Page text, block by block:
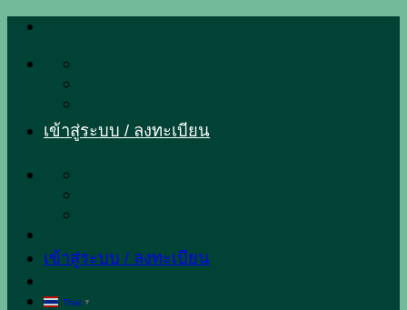
ข้าม
เข้าสู่ระบบ / ลงทะเบียน
เข้าสู่ระบบ / ลงทะเบียน
Thai ▼